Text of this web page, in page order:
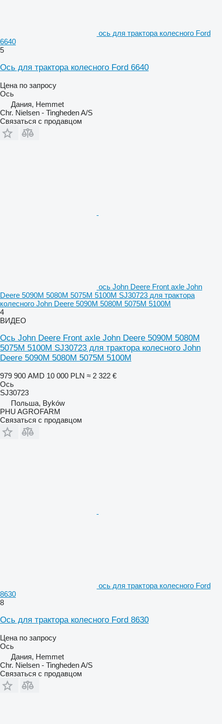
ось для трактора колесного Ford
6640
5
Ось для трактора колесного Ford 6640
Цена по запросу
Ось
Дания, Hemmet
Chr. Nielsen - Tingheden A/S
Связаться с продавцом
ось John Deere Front axle John
Deere 5090M 5080M 5075M 5100M SJ30723 для трактора
колесного John Deere 5090M 5080M 5075M 5100M
4
ВИДЕО
Ось John Deere Front axle John Deere 5090M 5080M
5075M 5100M SJ30723 для трактора колесного John
Deere 5090M 5080M 5075M 5100M
979 900 AMD 10 000 PLN ≈ 2 322 €
Ось
SJ30723
Польша, Byków
PHU AGROFARM
Связаться с продавцом
ось для трактора колесного Ford
8630
8
Ось для трактора колесного Ford 8630
Цена по запросу
Ось
Дания, Hemmet
Chr. Nielsen - Tingheden A/S
Связаться с продавцом